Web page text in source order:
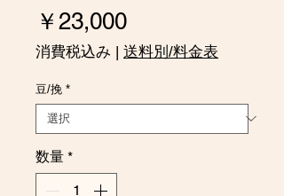
￥23,000価
格
消費税込み | 送料別/料金表
豆/挽 *
数量 *